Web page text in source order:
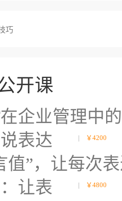
巧
开课
在企业管理中
| ￥4200
表达
”，让每次
| ￥4800
让表